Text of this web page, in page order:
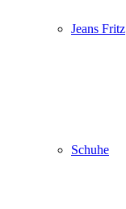
Jeans Fritz
Schuhe